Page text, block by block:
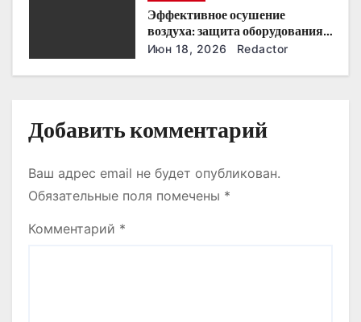
м
Эффективное осушение
воздуха: защита оборудования
и производства
Июн 18, 2026 Redactor
Добавить комментарий
Ваш адрес email не будет опубликован.
Обязательные поля помечены *
Комментарий *